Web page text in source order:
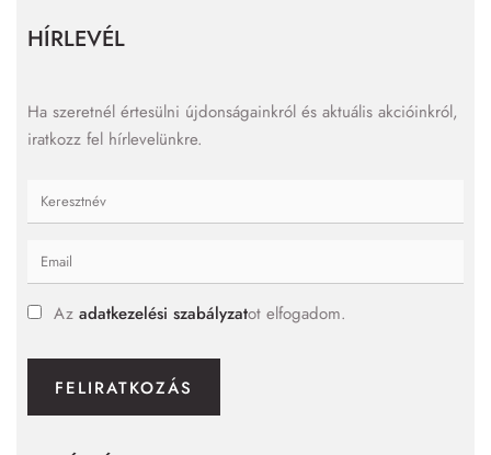
HÍRLEVÉL
Ha szeretnél értesülni újdonságainkról és aktuális akcióinkról,
iratkozz fel hírlevelünkre.
Az adatkezelési szabályzatot elfogadom.
FELIRATKOZÁS